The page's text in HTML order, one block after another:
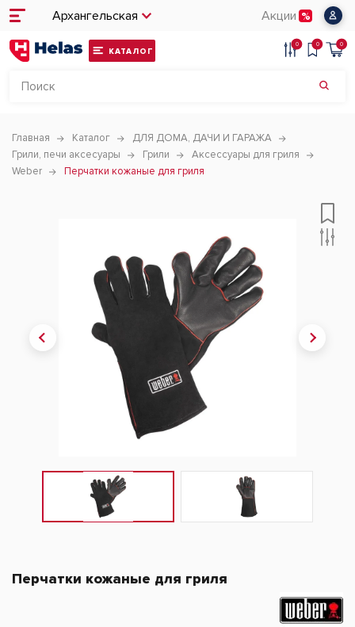
Архангельская Акции
КАТАЛОГ
0 0 0
Главная Каталог
ДЛЯ ДОМА, ДАЧИ И ГАРАЖА
Грили, печи аксесуары
Грили
Аксессуары для гриля
Weber
Перчатки кожаные для гриля
Перчатки кожаные для гриля